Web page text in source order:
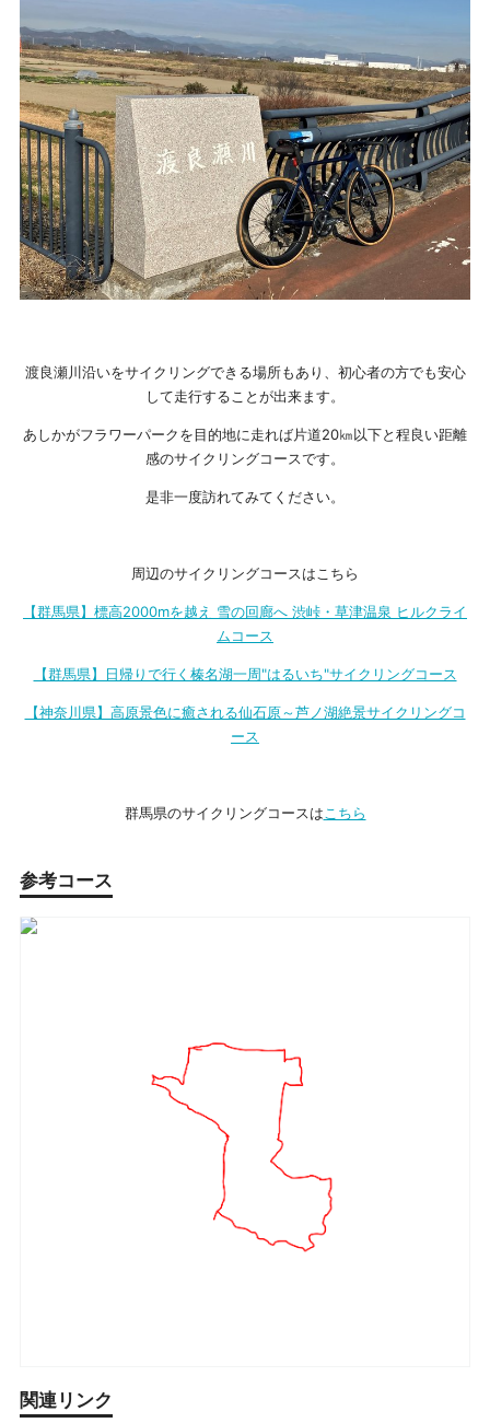
渡良瀬川沿いをサイクリングできる場所もあり、初心者の方でも安心
して走行することが出来ます。
あしかがフラワーパークを目的地に走れば片道20㎞以下と程良い距離
感のサイクリングコースです。
是非一度訪れてみてください。
周辺のサイクリングコースはこちら
【群馬県】標高2000mを越え 雪の回廊へ 渋峠・草津温泉 ヒルクライ
ムコース
【群馬県】日帰りで行く榛名湖一周"はるいち"サイクリングコース
【神奈川県】高原景色に癒される仙石原～芦ノ湖絶景サイクリングコ
ース
群馬県のサイクリングコースは こちら
参考コース
関連リンク